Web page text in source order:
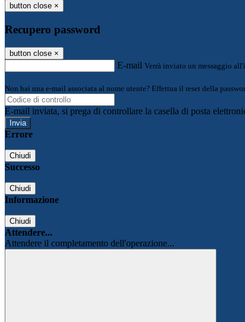
button close ×
Recupero password
button close ×
E-mail Verrà inviato un messaggio
Non hai una e-mail associata al nome utente? Effettua il reset della
E-mail inviata, si prega di controllare la casella di posta
Errore
Chiudi
Successo
Chiudi
Informazione
Chiudi
Attendere...
Attendere il completamento dell'operazione...